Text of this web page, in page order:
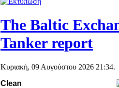
The Baltic
Tanker report
Κυριακή, 09 Αυγούστου 2026 21:34.
Clean